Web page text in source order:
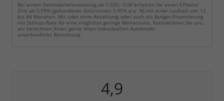
Bei einem Nettodarlehensbetrag ab 7.500,- EUR erhalten Sie einen Effektiv-
Zins ab 5,99% (gebundener Sollzinssatz 5,95% p.a. %) mit einer Laufzeit von 12
bis 84 Monaten. Mit oder ohne Anzahlung, oder auch als Budget-Finanzierung
mit Schluss-Rate für eine möglichst geringe Monatsrate. Kontaktieren Sie uns,
wir berechnen Ihnen gerne Ihren individuellen Autokredit.
unverbindliche Berechnung
4,9